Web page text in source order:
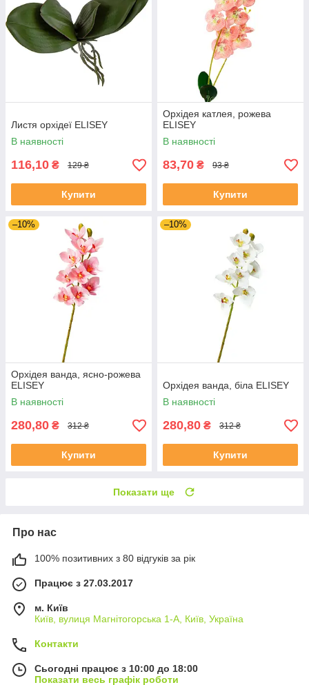
Листя орхідеї ELISEY
В наявності
116,10 ₴ 129 ₴
Купити
Орхідея катлея, рожева
ELISEY
В наявності
83,70 ₴ 93 ₴
Купити
–10%
Орхідея ванда, ясно-рожева
ELISEY
В наявності
280,80 ₴ 312 ₴
Купити
–10%
Орхідея ванда, біла ELISEY
В наявності
280,80 ₴ 312 ₴
Купити
Показати ще
Про нас
100% позитивних з 80 відгуків за рік
Працює з 27.03.2017
м. Київ
Київ, вулиця Магнітогорська 1-А, Київ, Україна
Контакти
Сьогодні працює з 10:00 до 18:00
Показати весь графік роботи